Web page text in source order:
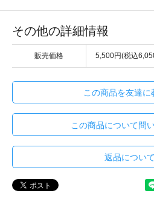
その他の詳細情報
販売価格 5,500円(税込
この商品を友達に
この商品について問
返品について